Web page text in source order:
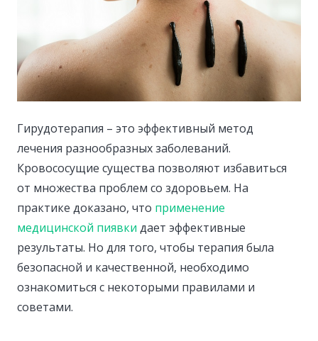
Гирудотерапия – это эффективный метод
лечения разнообразных заболеваний.
Кровососущие существа позволяют избавиться
от множества проблем со здоровьем. На
практике доказано, что применение
медицинской пиявки дает эффективные
результаты. Но для того, чтобы терапия была
безопасной и качественной, необходимо
ознакомиться с некоторыми правилами и
советами.